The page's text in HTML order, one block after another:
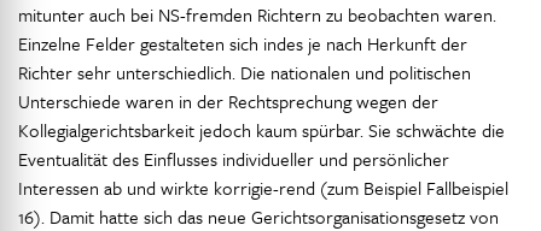
mitunter auch bei NS-fremden Richtern zu beobachten waren.
Einzelne Felder gestalteten sich indes je nach Herkunft der
Richter sehr unterschiedlich. Die nationalen und politischen
Unterschiede waren in der Rechtsprechung wegen der
Kollegialgerichtsbarkeit jedoch kaum spürbar. Sie schwächte die
Eventualität des Einflusses individueller und persönlicher
Interessen ab und wirkte korrigie-rend (zum Beispiel Fallbeispiel
16). Damit hatte sich das neue Gerichtsorganisationsgesetz von